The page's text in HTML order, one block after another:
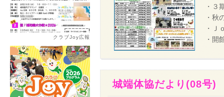
・３
・秋
・Ｊ
・開
城端体協だより(08号)
クラブJoy広報